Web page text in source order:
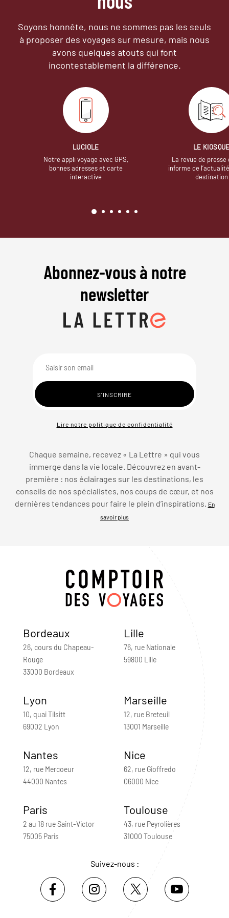
Soyons honnête, nous ne sommes pas les seuls
à proposer des voyages sur mesure, mais nous
avons quelques atouts qui font
incontestablement la différence.
LUCIOLE
Notre appli voyage avec GPS,
bonnes adresses et carte
interactive
LE
La revue de presse
informe de
destination
Abonnez-vous à notre
newsletter
Lire notre politique de confidentialité
Chaque semaine, recevez « La Lettre » qui vous
immerge dans la vie locale. Découvrez en avant-
première : nos éclairages sur les destinations, les
conseils de nos spécialistes, nos coups de cœur, et nos
dernières tendances pour faire le plein d’inspirations.
En
savoir plus
Bordeaux
26, cours du Chapeau-
Rouge
33000 Bordeaux
Lille
76, rue Nationale
59800 Lille
Lyon
10, quai Tilsitt
69002 Lyon
Marseille
12, rue Breteuil
13001 Marseille
Nantes
12, rue Mercoeur
44000 Nantes
Nice
62, rue Gioffredo
06000 Nice
Paris
2 au 18 rue Saint-Victor
75005 Paris
Toulouse
43, rue Peyrolières
31000 Toulouse
Suivez-nous :